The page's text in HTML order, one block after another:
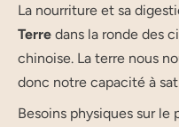
La nourriture et sa
Terre dans la ronde des
chinoise. La terre nous
donc notre capacité à
Besoins physiques sur le